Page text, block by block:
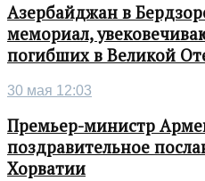
Азербайджан в
мемориал,
погибших в Великой
30 мая 12:03
Премьер-министр
поздравительное
Хорватии